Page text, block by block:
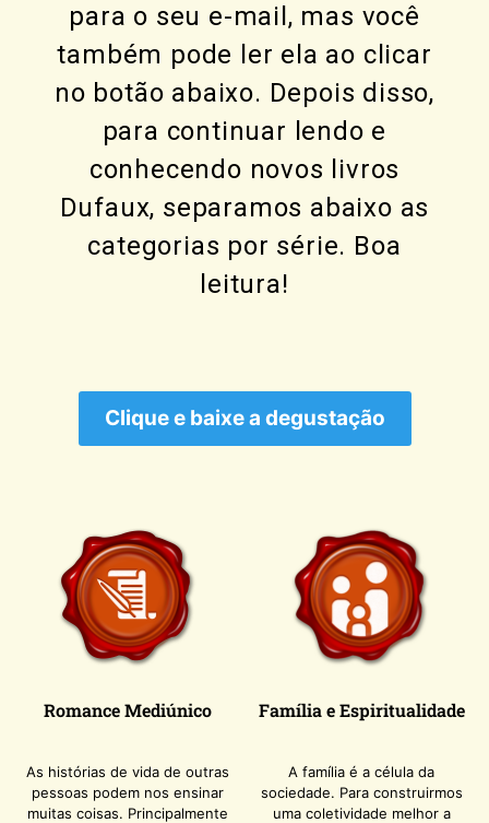
para o seu e-mail, mas você
também pode ler ela ao clicar
no botão abaixo. Depois disso,
para continuar lendo e
conhecendo novos livros
Dufaux, separamos abaixo as
categorias por série. Boa
leitura!
Clique e baixe a degustação
Romance Mediúnico
As histórias de vida de outras
pessoas podem nos ensinar
muitas coisas. Principalmente
Família e Espiritualidade
A família é a célula da
sociedade. Para construirmos
uma coletividade melhor a